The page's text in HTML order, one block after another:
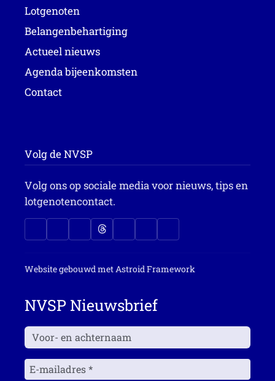
Lotgenoten
Belangenbehartiging
Actueel nieuws
Agenda bijeenkomsten
Contact
Volg de NVSP
Volg ons op sociale media voor nieuws, tips en
lotgenotencontact.
Website gebouwd met Astroid Framework
NVSP Nieuwsbrief